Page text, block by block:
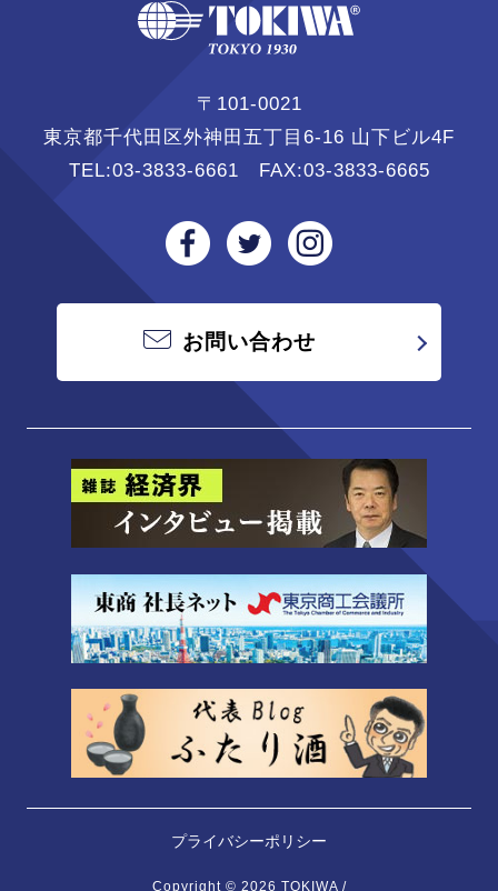
〒101-0021
東京都千代田区外神田五丁目6-16 山下ビル4F
TEL:03-3833-6661 FAX:03-3833-6665
お問い合わせ
Copyright © 2026 TOKIWA /
プライバシーポリシー